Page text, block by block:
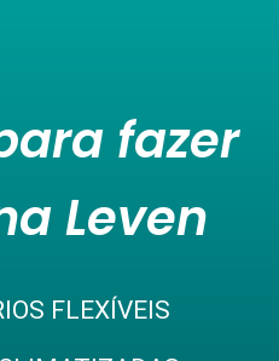
fazer
Leven
FLEXÍVEIS